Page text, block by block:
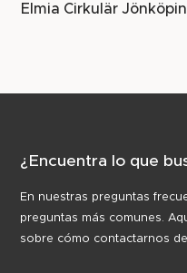
Elmia Cirkulär
¿Encuentra lo que
En nuestras preguntas
preguntas más comunes.
sobre cómo contactarnos